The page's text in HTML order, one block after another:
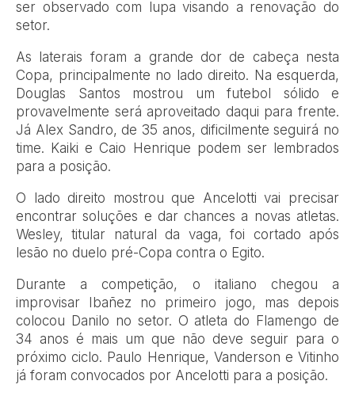
ser observado com lupa visando a renovação do
setor.
As laterais foram a grande dor de cabeça nesta
Copa, principalmente no lado direito. Na esquerda,
Douglas Santos mostrou um futebol sólido e
provavelmente será aproveitado daqui para frente.
Já Alex Sandro, de 35 anos, dificilmente seguirá no
time. Kaiki e Caio Henrique podem ser lembrados
para a posição.
O lado direito mostrou que Ancelotti vai precisar
encontrar soluções e dar chances a novas atletas.
Wesley, titular natural da vaga, foi cortado após
lesão no duelo pré-Copa contra o Egito.
Durante a competição, o italiano chegou a
improvisar Ibañez no primeiro jogo, mas depois
colocou Danilo no setor. O atleta do Flamengo de
34 anos é mais um que não deve seguir para o
próximo ciclo. Paulo Henrique, Vanderson e Vitinho
já foram convocados por Ancelotti para a posição.